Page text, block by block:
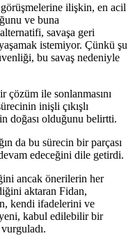
ilişkin, en acil
ve buna
savaşa geri
istemiyor. Çünkü şu
bu savaş nedeniyle
çözüm ile sonlanmasını
inişli çıkışlı
doğası olduğunu belirtti.
da bu sürecin bir parçası
edeceğini dile getirdi.
ancak önerilerin her
aktaran Fidan,
kendi ifadelerini ve
kabul edilebilir bir